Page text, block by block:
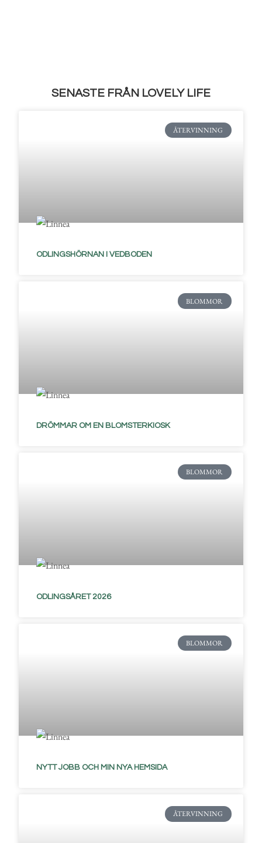
SENASTE FRÅN LOVELY LIFE
ÅTERVINNING
ODLINGSHÖRNAN I VEDBODEN
BLOMMOR
DRÖMMAR OM EN BLOMSTERKIOSK
BLOMMOR
ODLINGSÅRET 2026
BLOMMOR
NYTT JOBB OCH MIN NYA HEMSIDA
ÅTERVINNING